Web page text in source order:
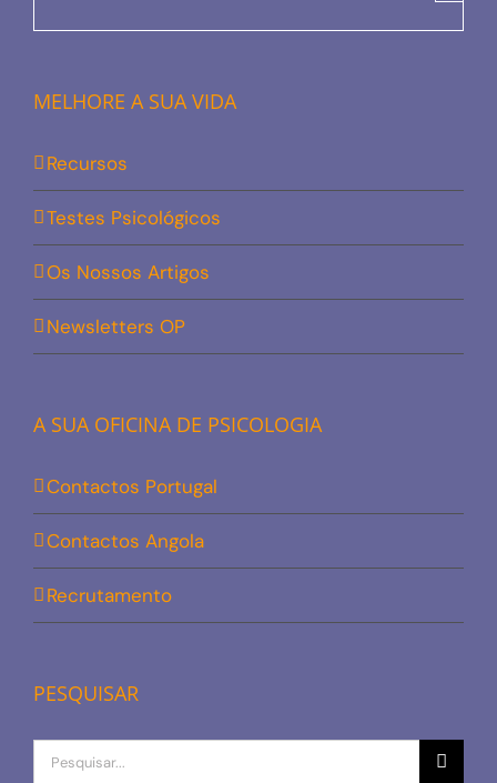
MELHORE A SUA VIDA
Recursos
Testes Psicológicos
Os Nossos Artigos
Newsletters OP
A SUA OFICINA DE PSICOLOGIA
Contactos Portugal
Contactos Angola
Recrutamento
PESQUISAR
Procurar